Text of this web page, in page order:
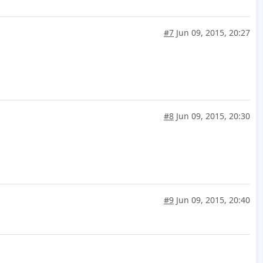
#7 Jun 09, 2015, 20:27
#8 Jun 09, 2015, 20:30
#9 Jun 09, 2015, 20:40